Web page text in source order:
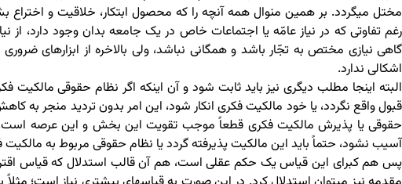
مختل میگردد. بر همین منوال همه آنچه را که محصول ابتکار، خلاقیت و
رغم تفاوتی که در نیاز عامّه یا اجتماعات خاص در یک جامعه بدان وجود دارد،
اشکالی ندارد.
البته اینجا مطلب دیگری نیز باید ثابت شود و آن اینکه اگر نظام حقوقی
حقوقی یا پذیرش مالکیت فکری قطعاً موجب تقویت این بخش و این عرصه است.
آسیب نشود، حتماً باید این مالکیت پذیرفته گردد یا نظام حقوقی مربوط به
پس هم کبرای این قیاس یک حکم عقلی است، هم آن قالب استدلال که قیاس